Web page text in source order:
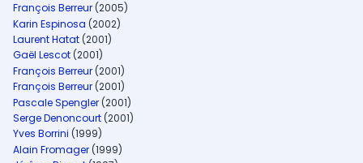
François Berreur (2005)
Karin Espinosa (2002)
Laurent Hatat (2001)
Gaël Lescot (2001)
François Berreur (2001)
François Berreur (2001)
Pascale Spengler (2001)
Serge Denoncourt (2001)
Yves Borrini (1999)
Alain Fromager (1999)